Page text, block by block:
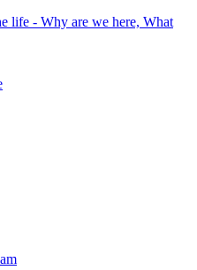
life - Why are we here, What